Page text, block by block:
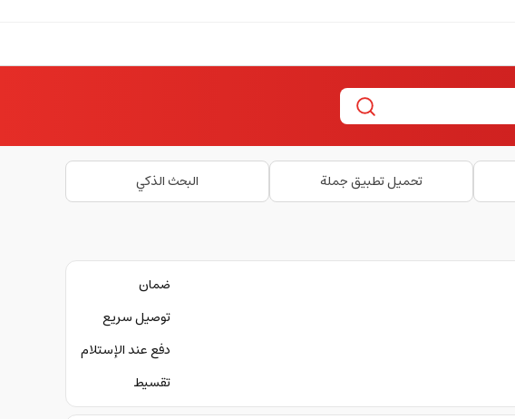
تحميل تطبيق جملة البحث الذكي
ضمان
توصيل سريع
دفع عند الإستلام
تقسيط